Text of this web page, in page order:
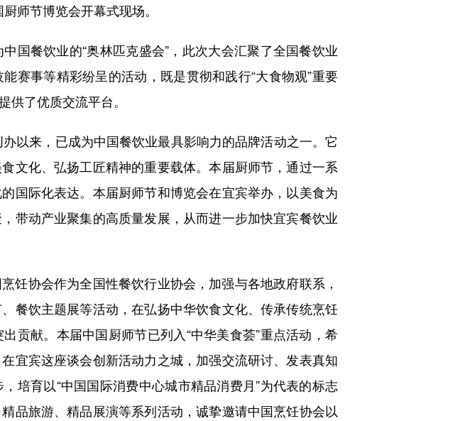
节博览会开幕式现场。
餐饮业的“奥林匹克盛会”，此次大会汇聚了全国餐饮业
赛事等精彩纷呈的活动，既是贯彻和践行“大食物观”重要
了优质交流平台。
来，已成为中国餐饮业最具影响力的品牌活动之一。它
文化、弘扬工匠精神的重要载体。本届厨师节，通过一系
国际化表达。本届厨师节和博览会在宜宾举办，以美食为
带动产业聚集的高质量发展，从而进一步加快宜宾餐饮业
协会作为全国性餐饮行业协会，加强与各地政府联系，
餐饮主题展等活动，在弘扬中华饮食文化、传承传统烹饪
贡献。本届中国厨师节已列入“中华美食荟”重点活动，希
宜宾这座谈会创新活动力之城，加强交流研讨、发表真知
培育以“中国国际消费中心城市精品消费月”为代表的标志
品旅游、精品展演等系列活动，诚挚邀请中国烹饪协会以